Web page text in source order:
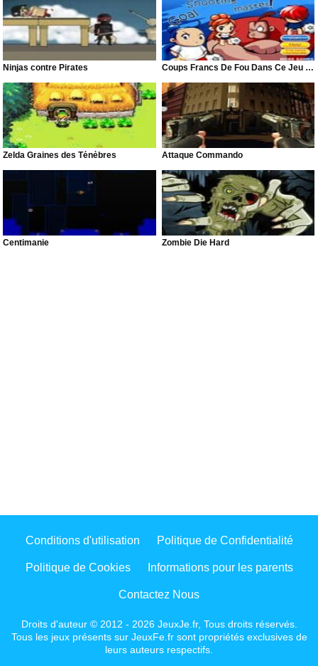
Ninjas contre Pirates Coups Francs De Fou Dans Ce Jeu De Foot
Zelda Graines des Ténèbres Attaque Commando
Centimanie Zombie Die Hard
Conditions d'utilisation Politique de Confidentialité
Politique de Cookies Informations pour les parents
Contactez Nous
Droits d'auteur © 2012 - 2026 JeuxJe.fr, Tous droits réservés.
Tous les jeux présents sur JeuxFe.fr sont propriétés exclusives de
leurs auteurs respectifs.